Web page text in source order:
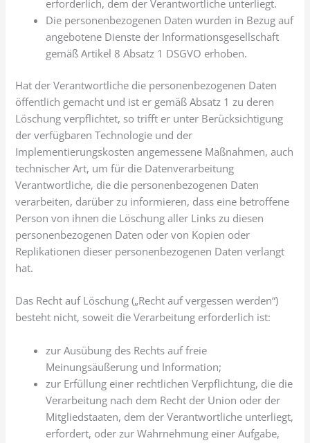
erforderlich, dem der Verantwortliche unterliegt.
Die personenbezogenen Daten wurden in Bezug auf
angebotene Dienste der Informationsgesellschaft
gemäß Artikel 8 Absatz 1 DSGVO erhoben.
Hat der Verantwortliche die personenbezogenen Daten
öffentlich gemacht und ist er gemäß Absatz 1 zu deren
Löschung verpflichtet, so trifft er unter Berücksichtigung
der verfügbaren Technologie und der
Implementierungskosten angemessene Maßnahmen, auch
technischer Art, um für die Datenverarbeitung
Verantwortliche, die die personenbezogenen Daten
verarbeiten, darüber zu informieren, dass eine betroffene
Person von ihnen die Löschung aller Links zu diesen
personenbezogenen Daten oder von Kopien oder
Replikationen dieser personenbezogenen Daten verlangt
hat.
Das Recht auf Löschung („Recht auf vergessen werden“)
besteht nicht, soweit die Verarbeitung erforderlich ist:
zur Ausübung des Rechts auf freie
Meinungsäußerung und Information;
zur Erfüllung einer rechtlichen Verpflichtung, die die
Verarbeitung nach dem Recht der Union oder der
Mitgliedstaaten, dem der Verantwortliche unterliegt,
erfordert, oder zur Wahrnehmung einer Aufgabe,